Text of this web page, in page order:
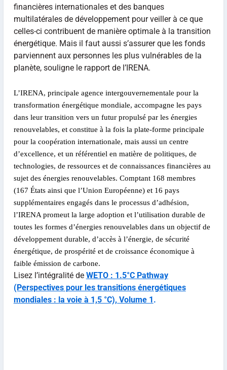
financières internationales et des banques
multilatérales de développement pour veiller à ce que
celles-ci contribuent de manière optimale à la transition
énergétique. Mais il faut aussi s’assurer que les fonds
parviennent aux personnes les plus vulnérables de la
planète, souligne le rapport de l’IRENA.
L’IRENA, principale agence intergouvernementale pour la
transformation énergétique mondiale, accompagne les pays
dans leur transition vers un futur propulsé par les énergies
renouvelables, et constitue à la fois la plate-forme principale
pour la coopération internationale, mais aussi un centre
d’excellence, et un référentiel en matière de politiques, de
technologies, de ressources et de connaissances financières au
sujet des énergies renouvelables. Comptant 168 membres
(167 États ainsi que l’Union Européenne) et 16 pays
supplémentaires engagés dans le processus d’adhésion,
l’IRENA promeut la large adoption et l’utilisation durable de
toutes les formes d’énergies renouvelables dans un objectif de
développement durable, d’accès à l’énergie, de sécurité
énergétique, de prospérité et de croissance économique à
faible émission de carbone.
Lisez l’intégralité de WETO : 1.5°C Pathway
(Perspectives pour les transitions énergétiques
mondiales : la voie à 1,5 °C), Volume 1 .